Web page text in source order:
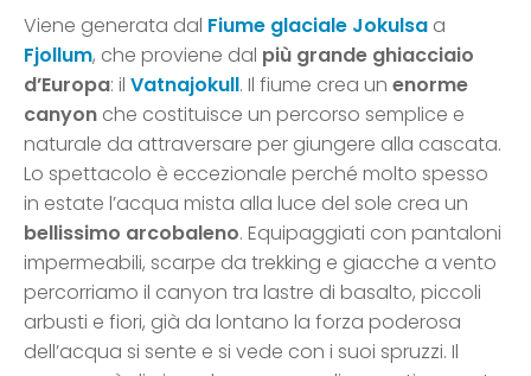
Viene generata dal Fiume glaciale Jokulsa a
Fjollum, che proviene dal più grande ghiacciaio
d’Europa: il Vatnajokull. Il fiume crea un enorme
canyon che costituisce un percorso semplice e
naturale da attraversare per giungere alla cascata.
Lo spettacolo è eccezionale perché molto spesso
in estate l’acqua mista alla luce del sole crea un
bellissimo arcobaleno. Equipaggiati con pantaloni
impermeabili, scarpe da trekking e giacche a vento
percorriamo il canyon tra lastre di basalto, piccoli
arbusti e fiori, già da lontano la forza poderosa
dell’acqua si sente e si vede con i suoi spruzzi. Il